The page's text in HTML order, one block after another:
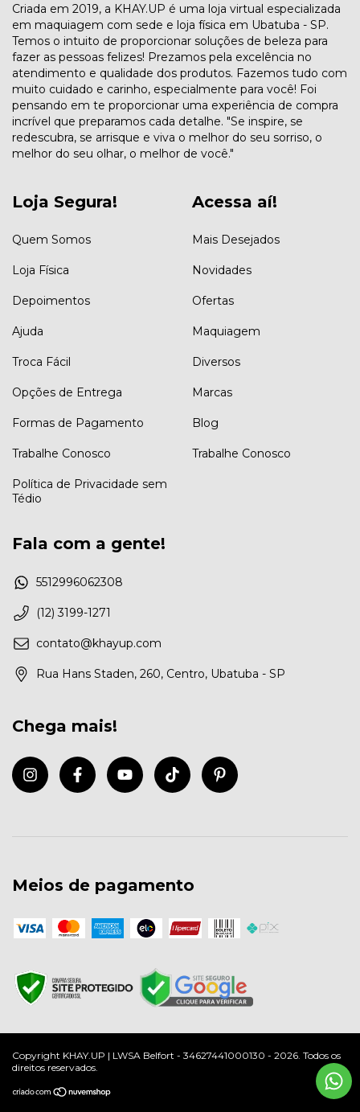
Criada em 2019, a KHAY.UP é uma loja virtual especializada
em maquiagem com sede e loja física em Ubatuba - SP.
Temos o intuito de proporcionar soluções de beleza para
fazer as pessoas felizes! Prezamos pela excelência no
atendimento e qualidade dos produtos. Fazemos tudo com
muito cuidado e carinho, especialmente para você! Foi
pensando em te proporcionar uma experiência de compra
incrível que preparamos cada detalhe. "Se inspire, se
redescubra, se arrisque e viva o melhor do seu sorriso, o
melhor do seu olhar, o melhor de você."
Loja Segura!
Quem Somos
Loja Física
Depoimentos
Ajuda
Troca Fácil
Opções de Entrega
Formas de Pagamento
Trabalhe Conosco
Política de Privacidade sem
Tédio
Acessa aí!
Mais Desejados
Novidades
Ofertas
Maquiagem
Diversos
Marcas
Blog
Trabalhe Conosco
Fala com a gente!
5512996062308
(12) 3199-1271
contato@khayup.com
Rua Hans Staden, 260, Centro, Ubatuba - SP
Chega mais!
Meios de pagamento
Copyright KHAY.UP | LWSA Belfort - 34627441000130 - 2026. Todos os
direitos reservados.